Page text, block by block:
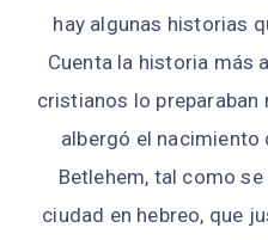
hay algunas historias
Cuenta la historia más
cristianos lo
albergó el nacimiento
Betlehem, tal como
ciudad en hebreo, que